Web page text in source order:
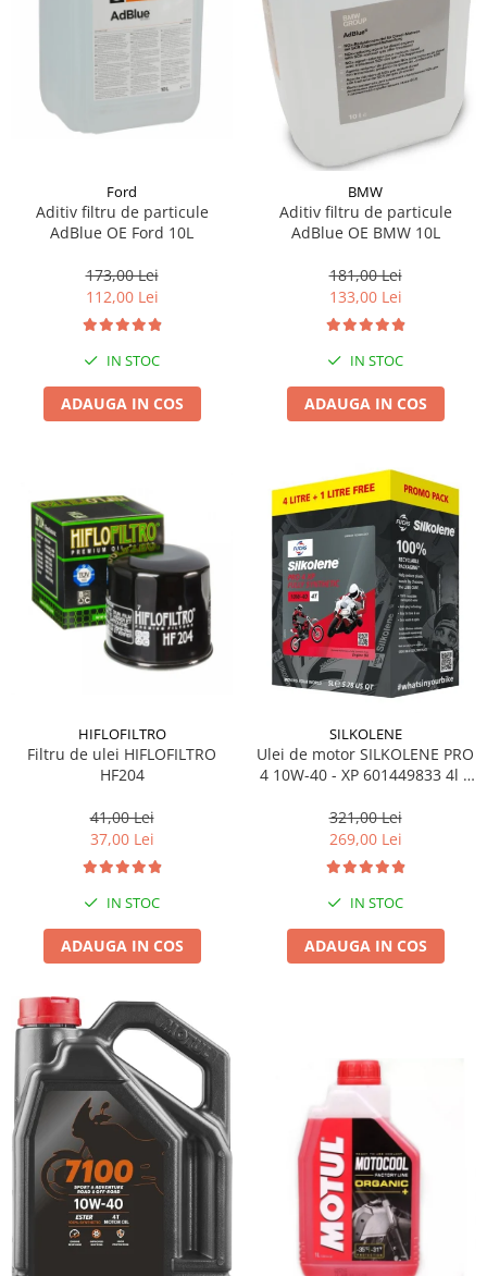
Ford
Aditiv filtru de particule
AdBlue OE Ford 10L
173,00 Lei
112,00 Lei
IN STOC
ADAUGA IN COS
BMW
Aditiv filtru de particule
AdBlue OE BMW 10L
181,00 Lei
133,00 Lei
IN STOC
ADAUGA IN COS
HIFLOFILTRO
Filtru de ulei HIFLOFILTRO
HF204
41,00 Lei
37,00 Lei
IN STOC
ADAUGA IN COS
SILKOLENE
Ulei de motor SILKOLENE PRO
4 10W-40 - XP 601449833 4l +
321,00 Lei
269,00 Lei
IN STOC
ADAUGA IN COS